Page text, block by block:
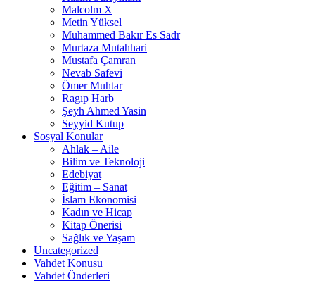
Malcolm X
Metin Yüksel
Muhammed Bakır Es Sadr
Murtaza Mutahhari
Mustafa Çamran
Nevab Safevi
Ömer Muhtar
Ragıp Harb
Şeyh Ahmed Yasin
Seyyid Kutup
Sosyal Konular
Ahlak – Aile
Bilim ve Teknoloji
Edebiyat
Eğitim – Sanat
İslam Ekonomisi
Kadın ve Hicap
Kitap Önerisi
Sağlık ve Yaşam
Uncategorized
Vahdet Konusu
Vahdet Önderleri